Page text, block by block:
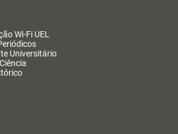
Wi-Fi UEL
Universitário